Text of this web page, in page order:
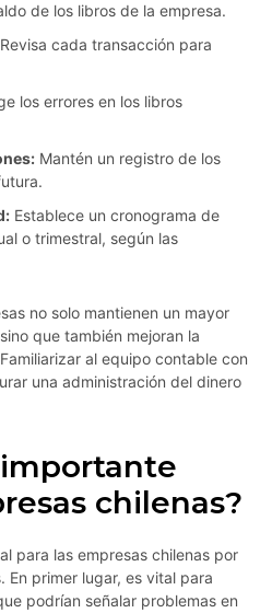
de los libros de la empresa.
Revisa cada transacción para
los errores en los libros
Mantén un registro de los
Establece un cronograma de
o trimestral, según las
no solo mantienen un mayor
que también mejoran la
al equipo contable con
una administración del dinero
chilenas?
para las empresas chilenas por
En primer lugar, es vital para
podrían señalar problemas en